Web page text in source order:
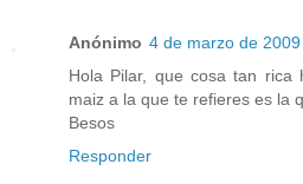
Anónimo 4 de marzo de
Hola Pilar, que cosa tan rica
maiz a la que te refieres es la
Besos
Responder